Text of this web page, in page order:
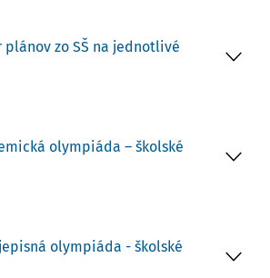
plánov zo SŠ na jednotlivé
olympiáda – školské
olympiáda - školské